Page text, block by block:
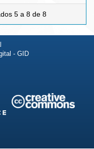
5 a 8 de 8
- GID